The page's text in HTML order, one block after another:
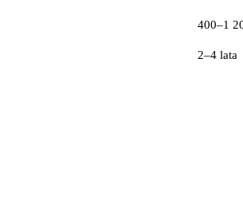
400–1
2–4 lata